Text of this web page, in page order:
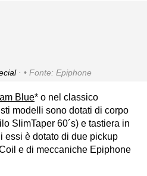
· Fonte: Epiphone
Blue* o nel classico
modelli sono dotati di corpo
SlimTaper 60´s) e tastiera in
essi è dotato di due pickup
e di meccaniche Epiphone